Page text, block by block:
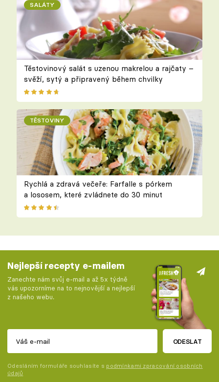
SALÁTY
Těstovinový salát s uzenou makrelou a rajčaty –
svěží, sytý a připravený během chvilky
TĚSTOVINY
Rychlá a zdravá večeře: Farfalle s pórkem
a lososem, které zvládnete do 30 minut
Nejlepší recepty e-mailem
Zanechte nám svůj e-mail a až 5x týdně
vás upozorníme na to nejnovější a nejlepší
z našeho webu.
ODESLAT
Odesláním formuláře souhlasíte s podmínkami zpracování osobních
údajů